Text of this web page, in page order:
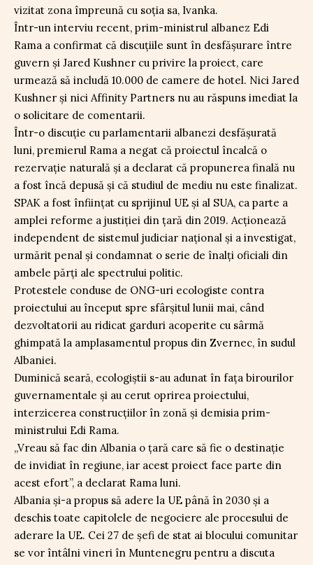
vizitat zona împreună cu soția sa, Ivanka.
Într-un interviu recent, prim-ministrul albanez Edi
Rama a confirmat că discuțiile sunt în desfășurare între
guvern și Jared Kushner cu privire la proiect, care
urmează să includă 10.000 de camere de hotel. Nici Jared
Kushner și nici Affinity Partners nu au răspuns imediat la
o solicitare de comentarii.
Într-o discuție cu parlamentarii albanezi desfășurată
luni, premierul Rama a negat că proiectul încalcă o
rezervație naturală și a declarat că propunerea finală nu
a fost încă depusă și că studiul de mediu nu este finalizat.
SPAK a fost înființat cu sprijinul UE și al SUA, ca parte a
amplei reforme a justiției din țară din 2019. Acționează
independent de sistemul judiciar național și a investigat,
urmărit penal și condamnat o serie de înalți oficiali din
ambele părți ale spectrului politic.
Protestele conduse de ONG-uri ecologiste contra
proiectului au început spre sfârșitul lunii mai, când
dezvoltatorii au ridicat garduri acoperite cu sârmă
ghimpată la amplasamentul propus din Zvernec, în sudul
Albaniei.
Duminică seară, ecologiștii s-au adunat în fața birourilor
guvernamentale și au cerut oprirea proiectului,
interzicerea construcțiilor în zonă și demisia prim-
ministrului Edi Rama.
„Vreau să fac din Albania o țară care să fie o destinație
de invidiat în regiune, iar acest proiect face parte din
acest efort”, a declarat Rama luni.
Albania și-a propus să adere la UE până în 2030 și a
deschis toate capitolele de negociere ale procesului de
aderare la UE. Cei 27 de șefi de stat ai blocului comunitar
se vor întâlni vineri în Muntenegru pentru a discuta